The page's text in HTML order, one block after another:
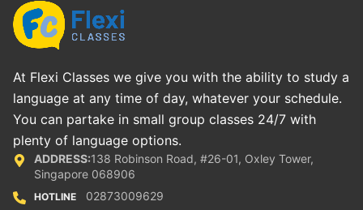
At Flexi Classes we give you with the ability to study a
language at any time of day, whatever your schedule.
You can partake in small group classes 24/7 with
plenty of language options.
ADDRESS:138 Robinson Road, #26-01, Oxley Tower,
Singapore 068906
HOTLINE 02873009629